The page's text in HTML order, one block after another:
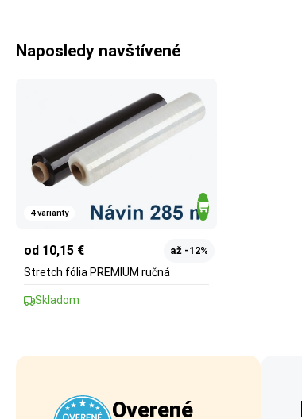
Naposledy navštívené
4 varianty
od 10,15 € až -12%
Stretch fólia PREMIUM ručná
Skladom
Overené